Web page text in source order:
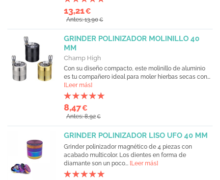
13,21€
Antes: 13,90€
GRINDER POLINIZADOR MOLINILLO 40
MM
Champ High
Con su diseño compacto, este molinillo de aluminio
es tu compañero ideal para moler hierbas secas con...
[Leer más]
8,47€
Antes: 8,92€
GRINDER POLINIZADOR LISO UFO 40 MM
Grinder polinizador magnético de 4 piezas con
acabado multicolor. Los dientes en forma de
diamante son un poco... [Leer más]